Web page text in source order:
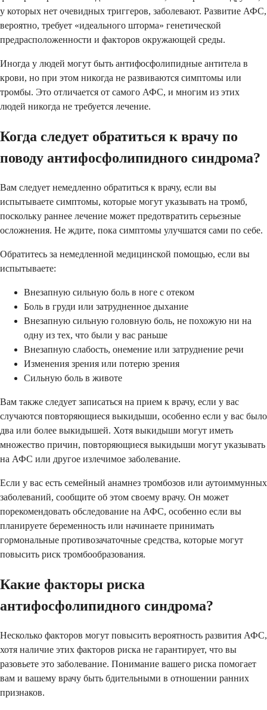
у которых нет очевидных триггеров, заболевают. Развитие АФС,
вероятно, требует «идеального шторма» генетической
предрасположенности и факторов окружающей среды.
Иногда у людей могут быть антифосфолипидные антитела в
крови, но при этом никогда не развиваются симптомы или
тромбы. Это отличается от самого АФС, и многим из этих
людей никогда не требуется лечение.
Когда следует обратиться к врачу по
поводу антифосфолипидного синдрома?
Вам следует немедленно обратиться к врачу, если вы
испытываете симптомы, которые могут указывать на тромб,
поскольку раннее лечение может предотвратить серьезные
осложнения. Не ждите, пока симптомы улучшатся сами по себе.
Обратитесь за немедленной медицинской помощью, если вы
испытываете:
Внезапную сильную боль в ноге с отеком
Боль в груди или затрудненное дыхание
Внезапную сильную головную боль, не похожую ни на
одну из тех, что были у вас раньше
Внезапную слабость, онемение или затруднение речи
Изменения зрения или потерю зрения
Сильную боль в животе
Вам также следует записаться на прием к врачу, если у вас
случаются повторяющиеся выкидыши, особенно если у вас было
два или более выкидышей. Хотя выкидыши могут иметь
множество причин, повторяющиеся выкидыши могут указывать
на АФС или другое излечимое заболевание.
Если у вас есть семейный анамнез тромбозов или аутоиммунных
заболеваний, сообщите об этом своему врачу. Он может
порекомендовать обследование на АФС, особенно если вы
планируете беременность или начинаете принимать
гормональные противозачаточные средства, которые могут
повысить риск тромбообразования.
Какие факторы риска
антифосфолипидного синдрома?
Несколько факторов могут повысить вероятность развития АФС,
хотя наличие этих факторов риска не гарантирует, что вы
разовьете это заболевание. Понимание вашего риска помогает
вам и вашему врачу быть бдительными в отношении ранних
признаков.